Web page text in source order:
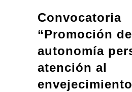
Convocatoria
“Promoción
autonomía
atención al